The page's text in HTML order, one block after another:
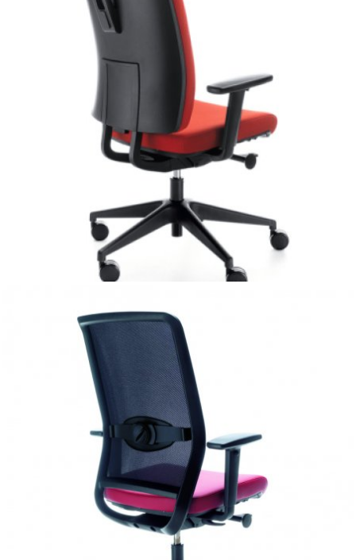
Veris
to w pełni ergonomiczny fotel biurowy, który posiada
szereg mechanizmów umożliwiających pełne dostosowanie
siedziska do potrzeb użytkownika. Atutami tego modelu
jest nowoczesny mechanizm synchroniczny z funkcjami
dodatkowymi oraz ergonomicznie wyprofilowane oparcie z
dodatkowym odchyleniem i regulacją głębokości podparcia
lędźwiowego. Elementem wyróżniającym produkt jest
możliwość dodatkowego pochylenia przedniej części
siedziska co zapobiega uciskaniu tylnej części ud. Dzięki
zastosowanym regulacjom w prosty i skuteczny sposób
długotrwałą pracą przy biurku, poprawiając efektywność
wykonywanej pracy
Veris Net
to w pełni ergonomiczny fotel biurowy, który posiada
szereg mechanizmów umożliwiających pełne dostosowanie
siedziska do potrzeb użytkownika. Atutami tego modelu
jest nowoczesny mechanizm synchroniczny z funkcjami
dodatkowymi oraz ergonomicznie wyprofilowane oparcie z
dodatkowym odchyleniem i regulacją głębokości podparcia
lędźwiowego. Elementem wyróżniającym produkt jest
możliwość dodatkowego pochylenia przedniej części
siedziska co zapobiega uciskaniu tylnej części ud. Dzięki